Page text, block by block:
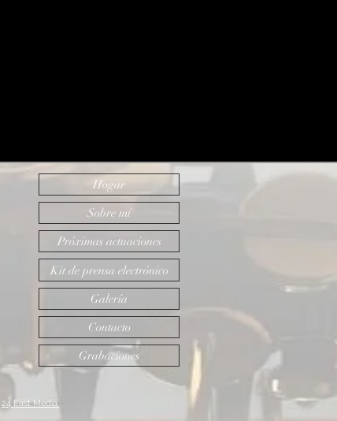
Hogar
Sobre mí
Próximas actuaciones
Kit de prensa electrónico
Galería
Contacto
Grabaciones
24 East Media.